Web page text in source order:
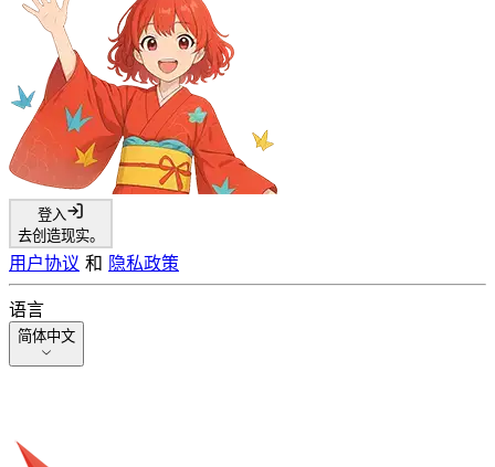
登入
去创造现实。
用户协议 和 隐私政策
语言
简体中文